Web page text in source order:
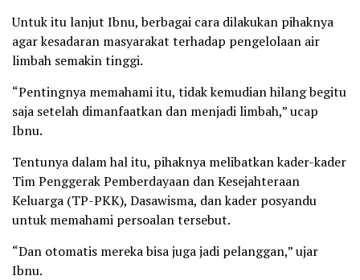
Untuk itu lanjut Ibnu, berbagai cara dilakukan pihaknya
agar kesadaran masyarakat terhadap pengelolaan air
limbah semakin tinggi.
“Pentingnya memahami itu, tidak kemudian hilang begitu
saja setelah dimanfaatkan dan menjadi limbah,” ucap
Ibnu.
Tentunya dalam hal itu, pihaknya melibatkan kader-kader
Tim Penggerak Pemberdayaan dan Kesejahteraan
Keluarga (TP-PKK), Dasawisma, dan kader posyandu
untuk memahami persoalan tersebut.
“Dan otomatis mereka bisa juga jadi pelanggan,” ujar
Ibnu.